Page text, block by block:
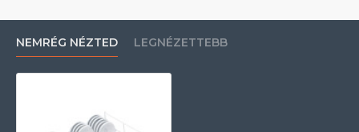
NEMRÉG NÉZTED LEGNÉZETTEBB